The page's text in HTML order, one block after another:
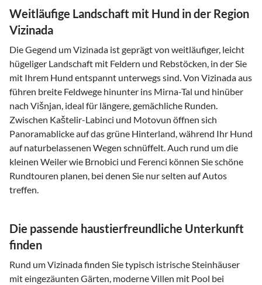
Weitläufige Landschaft mit Hund in der Region
Vizinada
Die Gegend um Vizinada ist geprägt von weitläufiger, leicht
hügeliger Landschaft mit Feldern und Rebstöcken, in der Sie
mit Ihrem Hund entspannt unterwegs sind. Von Vizinada aus
führen breite Feldwege hinunter ins Mirna-Tal und hinüber
nach Višnjan, ideal für längere, gemächliche Runden.
Zwischen Kaštelir-Labinci und Motovun öffnen sich
Panoramablicke auf das grüne Hinterland, während Ihr Hund
auf naturbelassenen Wegen schnüffelt. Auch rund um die
kleinen Weiler wie Brnobici und Ferenci können Sie schöne
Rundtouren planen, bei denen Sie nur selten auf Autos
treffen.
Die passende haustierfreundliche Unterkunft
finden
Rund um Vizinada finden Sie typisch istrische Steinhäuser
mit eingezäunten Gärten, moderne Villen mit Pool bei